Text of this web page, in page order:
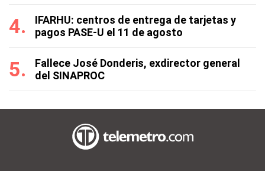
IFARHU: centros de entrega de tarjetas y
pagos PASE-U el 11 de agosto
Fallece José Donderis, exdirector general
del SINAPROC